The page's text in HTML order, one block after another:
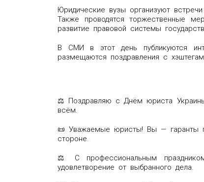
Юридические вузы организуют
Также проводятся торжественные
развитие правовой системы
В СМИ в этот день публикуются
размещаются поздравления с
⚖️ Поздравляю с Днём юриста
всём.
📜 Уважаемые юристы! Вы — гаранты
стороне.
⚖️ С профессиональным
удовлетворение от выбранного дела.